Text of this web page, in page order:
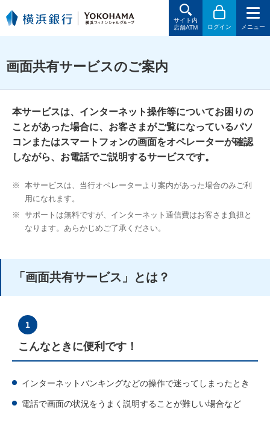
サイト内
店舗ATM
ログイン メニュー
画面共有サービスのご案内
本サービスは、インターネット操作等についてお困りの
ことがあった場合に、お客さまがご覧になっているパソ
コンまたはスマートフォンの画面をオペレーターが確認
しながら、お電話でご説明するサービスです。
※
本サービスは、当行オペレーターより案内があった場合のみご利
用になれます。
※
サポートは無料ですが、インターネット通信費はお客さま負担と
なります。あらかじめご了承ください。
「画面共有サービス」とは？
1
こんなときに便利です！
インターネットバンキングなどの操作で迷ってしまったとき
電話で画面の状況をうまく説明することが難しい場合など